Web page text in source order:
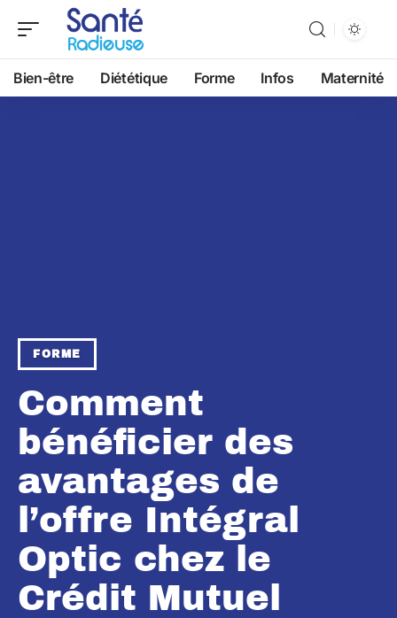
Bien-être Diététique Forme Infos Maternité
FORME
Comment
bénéficier des
avantages de
l’offre Intégral
Optic chez le
Crédit Mutuel